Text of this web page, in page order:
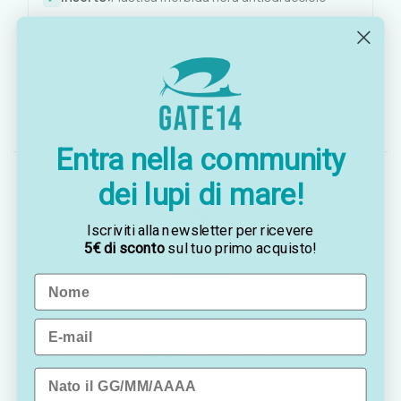
centrale
Poggiapiedi da pozzetto o zona di
manovra
OTTAVIA
Sei indeciso? Vuoi un consiglio? Preferisci ordinare
Contattaci viaWhatsApp, saremo lieti di darti una
mano!
Entra nella community
dei lupi di mare!
Iscriviti alla newsletter per ricevere
5€ di scontosul tuo primo acquisto!
Name
Email
Data di nascita